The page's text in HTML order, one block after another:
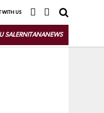
WITH US
SALERNITANANEWS